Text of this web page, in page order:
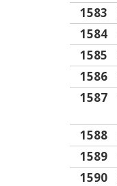
1583
1584
1585
1586
1587
1588
1589
1590